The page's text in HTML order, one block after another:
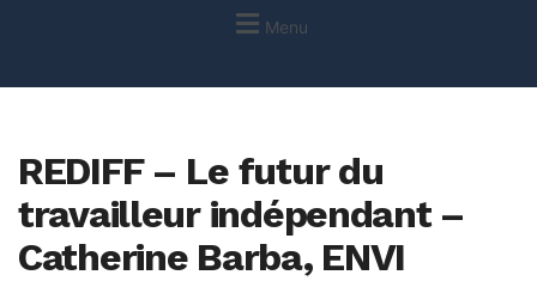
Menu
REDIFF – Le futur du
travailleur indépendant –
Catherine Barba, ENVI